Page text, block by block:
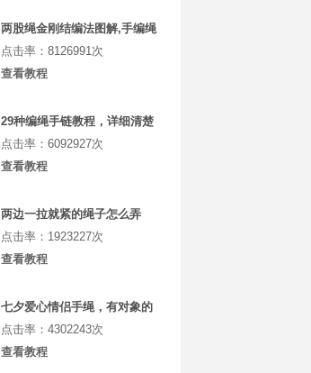
两股绳金刚结编法图解,手编绳
收尾结怎么打结
点击率：8126991次
查看教程
29种编绳手链教程，详细清楚
热门款式的图解
点击率：6092927次
查看教程
两边一拉就紧的绳子怎么弄
点击率：1923227次
查看教程
七夕爱心情侣手绳，有对象的
你一定要学着做
点击率：4302243次
查看教程